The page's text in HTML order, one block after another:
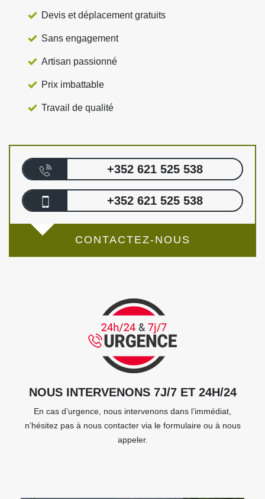
Devis et déplacement gratuits
Sans engagement
Artisan passionné
Prix imbattable
Travail de qualité
+352 621 525 538
+352 621 525 538
CONTACTEZ-NOUS
NOUS INTERVENONS 7J/7 ET 24H/24
En cas d’urgence, nous intervenons dans l’immédiat,
n’hésitez pas à nous contacter via le formulaire ou à nous
appeler.